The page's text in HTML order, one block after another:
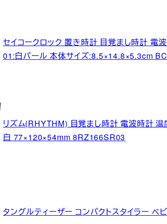
セイコークロック 置き時計 目覚まし時計 電
01:白パール 本体サイズ:8.5×14.8×5.3cm
リズム(RHYTHM) 目覚まし時計 電波時計 温
白 77×120×54mm 8RZ166SR03
タングルティーザー コンパクトスタイラー ベ